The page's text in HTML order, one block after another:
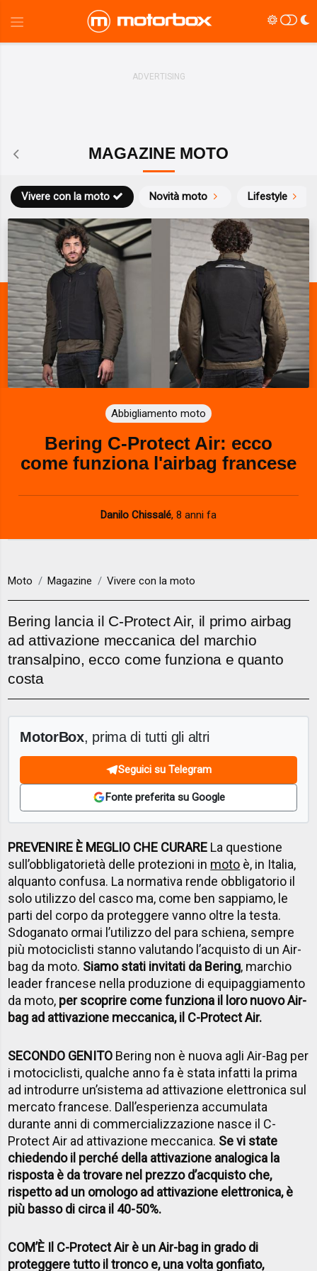
MAGAZINE MOTO
Novità moto
Vivere con la moto Lifestyle
Abbigliamento moto
Bering C-Protect Air: ecco
come funziona l'airbag francese
Danilo Chissalé, 8 anni fa
Moto Magazine Vivere con la moto
Bering lancia il C-Protect Air, il primo airbag
ad attivazione meccanica del marchio
transalpino, ecco come funziona e quanto
costa
MotorBox, prima di tutti gli altri
Seguici su Telegram
Fonte preferita su Google
PREVENIRE È MEGLIO CHE CURARE La questione
sull’obbligatorietà delle protezioni in moto è, in Italia,
alquanto confusa. La normativa rende obbligatorio il
solo utilizzo del casco ma, come ben sappiamo, le
parti del corpo da proteggere vanno oltre la testa.
Sdoganato ormai l’utilizzo del para schiena, sempre
più motociclisti stanno valutando l’acquisto di un Air-
bag da moto. Siamo stati invitati da Bering, marchio
leader francese nella produzione di equipaggiamento
da moto, per scoprire come funziona il loro nuovo Air-
bag ad attivazione meccanica, il C-Protect Air.
SECONDO GENITO Bering non è nuova agli Air-Bag per
i motociclisti, qualche anno fa è stata infatti la prima
ad introdurre un’sistema ad attivazione elettronica sul
mercato francese. Dall’esperienza accumulata
durante anni di commercializzazione nasce il C-
Protect Air ad attivazione meccanica. Se vi state
chiedendo il perché della attivazione analogica la
risposta è da trovare nel prezzo d’acquisto che,
rispetto ad un omologo ad attivazione elettronica, è
più basso di circa il 40-50%.
COM’È Il C-Protect Air è un Air-bag in grado di
proteggere tutto il tronco e, una volta gonfiato,